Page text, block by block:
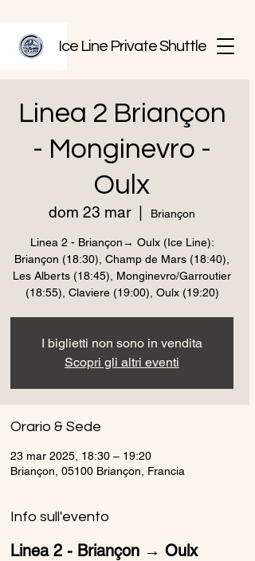
Ice Line Private Shuttle
Linea 2 Briançon
- Monginevro -
Oulx
dom 23 mar
  |
Briançon
Linea 2 - Briançon→ Oulx (Ice Line):
Briançon (18:30), Champ de Mars (18:40),
Les Alberts (18:45), Monginevro/Garroutier
(18:55), Claviere (19:00), Oulx (19:20)
I biglietti non sono in vendita
Scopri gli altri eventi
Orario & Sede
23 mar 2025, 18:30 – 19:20
Briançon, 05100 Briançon, Francia
Info sull'evento
Linea 2 - Briançon → Oulx